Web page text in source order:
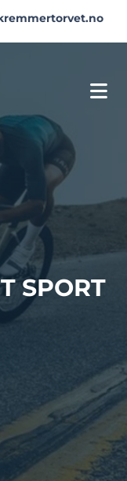
SPORT